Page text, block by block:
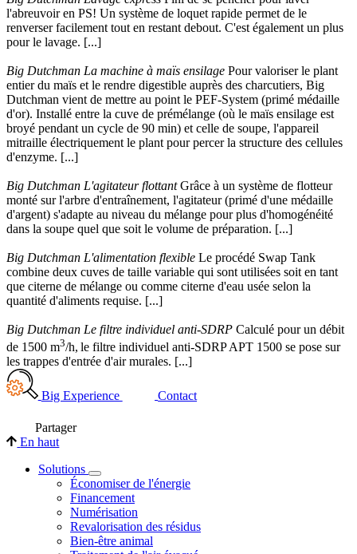
l'abreuvoir en PS! Un système de loquet rapide permet de le
renverser facilement tout en restant debout. C'est également un plus
pour le lavage. [...]
Big Dutchman La machine à maïs ensilage Pour valoriser le plant
entier du maïs et le rendre digestible auprès des charcutiers, Big
Dutchman vient de mettre au point le PEF-System (primé médaille
d'or). Installé entre la cuve de prémélange (où le maïs ensilage est
broyé pendant un cycle de 90 min) et celle de soupe, l'appareil
mitraille électriquement le plant pour percer la structure des cellules
d'enzyme. [...]
Big Dutchman L'agitateur flottantGrâce à un système de flotteur
monté sur l'arbre d'entraînement, l'agitateur (primé d'une médaille
d'argent) s'adapte au niveau du mélange pour plus d'homogénéité
dans la soupe quel que soit le volume de préparation. [...]
Big Dutchman L'alimentation flexible Le procédé Swap Tank
combine deux cuves de taille variable qui sont utilisées soit en tant
que citerne de mélange ou comme citerne d'eau usée selon la
quantité d'aliments requise. [...]
Big Dutchman Le filtre individuel anti-SDRP Calculé pour un débit
de 1500 m3/h, le filtre individuel anti-SDRP APT 1500 se pose sur
les trappes d'entrée d'air murales. [...]
Big Experience Contact
Partager
En haut
Solutions
Économiser de l'énergie
Financement
Numérisation
Revalorisation des résidus
Bien-être animal